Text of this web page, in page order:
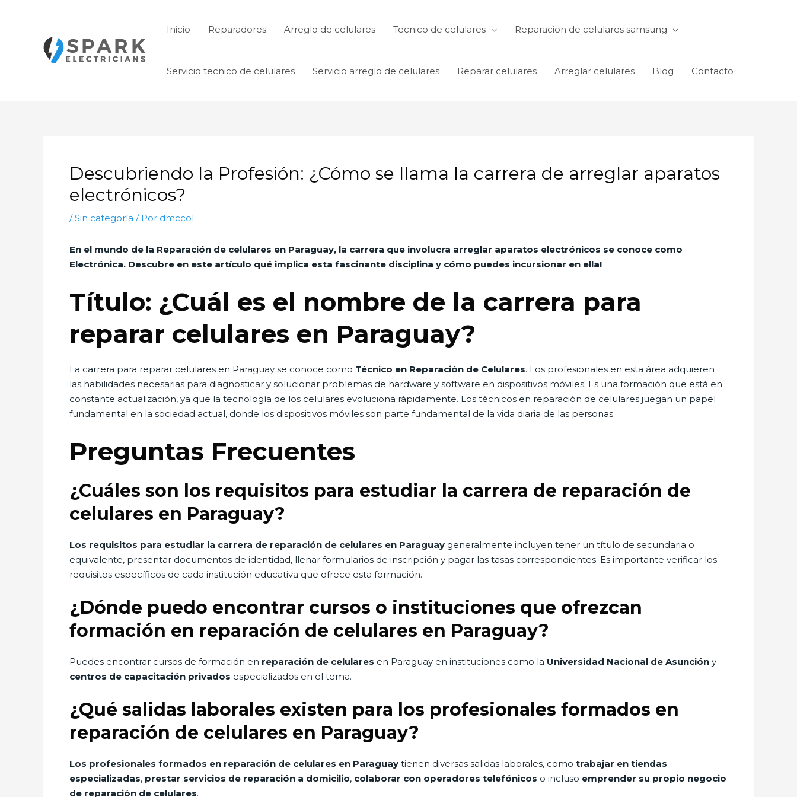
Inicio Reparadores Arreglo de celulares Tecnico de celulares Reparacion de celulares samsung
Servicio tecnico de celulares Servicio arreglo de celulares Reparar celulares Arreglar celulares Blog Contacto
Descubriendo la Profesión: ¿Cómo se llama la carrera de arreglar aparatos
electrónicos?
/Sin categoría / Por dmccol
En el mundo de la Reparación de celulares en Paraguay, la carrera que involucra arreglar aparatos electrónicos se conoce como
Electrónica. Descubre en este artículo qué implica esta fascinante disciplina y cómo puedes incursionar en ella!
Título: ¿Cuál es el nombre de la carrera para
reparar celulares en Paraguay?
La carrera para reparar celulares en Paraguay se conoce como Técnico en Reparación de Celulares. Los profesionales en esta área adquieren
las habilidades necesarias para diagnosticar y solucionar problemas de hardware y software en dispositivos móviles. Es una formación que está en
constante actualización, ya que la tecnología de los celulares evoluciona rápidamente. Los técnicos en reparación de celulares juegan un papel
fundamental en la sociedad actual, donde los dispositivos móviles son parte fundamental de la vida diaria de las personas.
Preguntas Frecuentes
¿Cuáles son los requisitos para estudiar la carrera de reparación de
celulares en Paraguay?
Los requisitos para estudiar la carrera de reparación de celulares en Paraguay generalmente incluyen tener un título de secundaria o
equivalente, presentar documentos de identidad, llenar formularios de inscripción y pagar las tasas correspondientes. Es importante verificar los
requisitos específicos de cada institución educativa que ofrece esta formación.
¿Dónde puedo encontrar cursos o instituciones que ofrezcan
formación en reparación de celulares en Paraguay?
Puedes encontrar cursos de formación en reparación de celulares en Paraguay en instituciones como la Universidad Nacional de Asunción y
centros de capacitación privados especializados en el tema.
¿Qué salidas laborales existen para los profesionales formados en
reparación de celulares en Paraguay?
Los profesionales formados en reparación de celulares en Paraguay tienen diversas salidas laborales, como trabajar en tiendas
especializadas, prestar servicios de reparación a domicilio, colaborar con operadores telefónicos o incluso emprender su propio negocio
de reparación de celulares.